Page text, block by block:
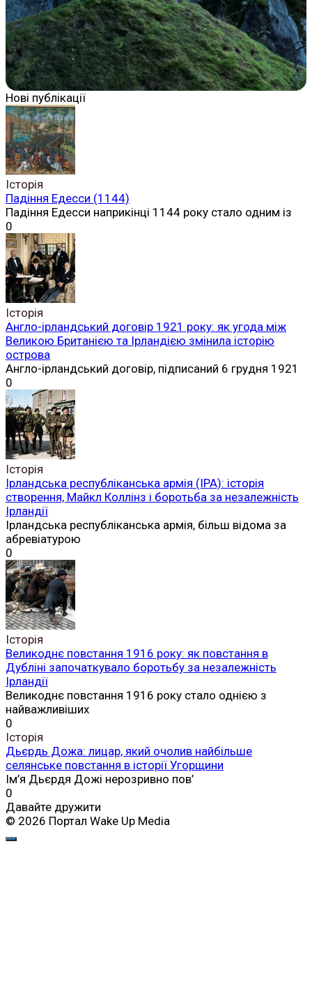
Нові публікації
Історія
Падіння Едесси (1144)
Падіння Едесси наприкінці 1144 року стало одним із
0
Історія
Англо-ірландський договір 1921 року: як угода між
Великою Британією та Ірландією змінила історію
острова
Англо-ірландський договір, підписаний 6 грудня 1921
0
Історія
Ірландська республіканська армія (ІРА): історія
створення, Майкл Коллінз і боротьба за незалежність
Ірландії
Ірландська республіканська армія, більш відома за
абревіатурою
0
Історія
Великоднє повстання 1916 року: як повстання в
Дубліні започаткувало боротьбу за незалежність
Ірландії
Великоднє повстання 1916 року стало однією з
найважливіших
0
Історія
Дьєрдь Дожа: лицар, який очолив найбільше
селянське повстання в історії Угорщини
Ім’я Дьєрдя Дожі нерозривно пов’
0
Давайте дружити
© 2026 Портал Wake Up Media